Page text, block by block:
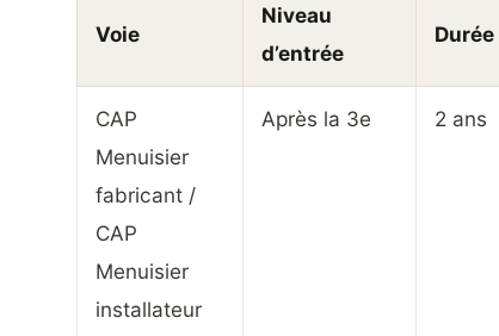
Voie
Niveau
d’entrée
Durée
CAP
Menuisier
fabricant /
CAP
Menuisier
installateur
Après la 3e 2 ans